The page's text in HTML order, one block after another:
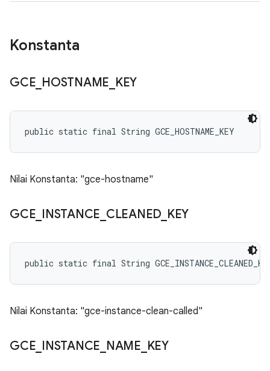
Konstanta
GCE HOSTNAME KEY
public static final String GCE_HOSTNAME_KEY
Nilai Konstanta: "gce-hostname"
GCE INSTANCE CLEANED KEY
public static final String
Nilai Konstanta: "gce-instance-clean-called"
GCE INSTANCE NAME KEY